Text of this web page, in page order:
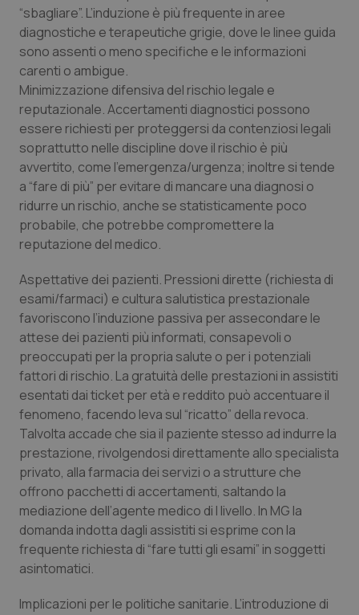
Psoriasi & pelle
Quotidiano Cardiologia
Quotidiano Chirurgia
Quotidiano Oncologia
Quotidiano Pediatria
Rene & patologie urogenitali
Salute orale & impianti
Sangue & coagulazione
Tiroide
Tumore al seno
Tumore ovarico
Tumori del Polmone & Testa Collo
Tumori gastrointestinali
Ulcera & Reflusso
Vaccini
“sbagliare”. L’induzione è più frequente in aree
diagnostiche e terapeutiche grigie, dove le linee guida
sono assenti o meno specifiche e le informazioni
carenti o ambigue.
Minimizzazione difensiva del rischio legale e
reputazionale. Accertamenti diagnostici possono
essere richiesti per proteggersi da contenziosi legali
soprattutto nelle discipline dove il rischio è più
avvertito, come l’emergenza/urgenza; inoltre si tende
a “fare di più” per evitare di mancare una diagnosi o
ridurre un rischio, anche se statisticamente poco
probabile, che potrebbe compromettere la
reputazione del medico.
Aspettative dei pazienti. Pressioni dirette (richiesta di
esami/farmaci) e cultura salutistica prestazionale
favoriscono l’induzione passiva per assecondare le
attese dei pazienti più informati, consapevoli o
preoccupati per la propria salute o per i potenziali
fattori di rischio. La gratuità delle prestazioni in assistiti
esentati dai ticket per età e reddito può accentuare il
fenomeno, facendo leva sul “ricatto” della revoca.
Talvolta accade che sia il paziente stesso ad indurre la
prestazione, rivolgendosi direttamente allo specialista
privato, alla farmacia dei servizi o a strutture che
offrono pacchetti di accertamenti, saltando la
mediazione dell’agente medico di I livello. In MG la
domanda indotta dagli assistiti si esprime con la
frequente richiesta di “fare tutti gli esami” in soggetti
asintomatici.
Implicazioni per le politiche sanitarie. L’introduzione di